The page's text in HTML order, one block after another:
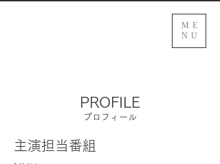
ME
NU
PROFILE
プロフィール
​主演担当番組